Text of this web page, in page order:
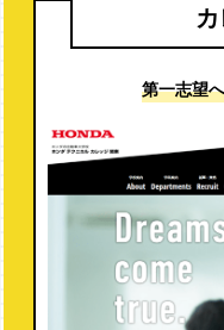
第一志望